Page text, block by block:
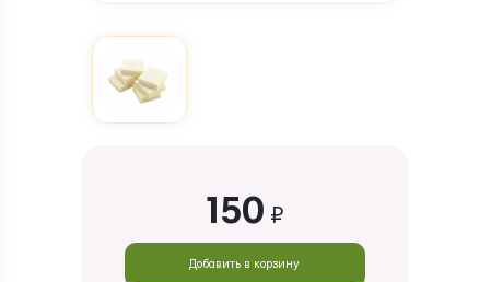
150 ₽
Добавить в корзину